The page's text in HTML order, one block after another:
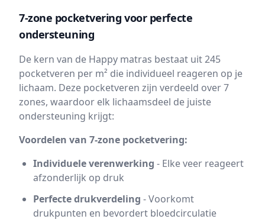
7-zone pocketvering voor perfecte
ondersteuning
De kern van de Happy matras bestaat uit 245
pocketveren per m² die individueel reageren op je
lichaam. Deze pocketveren zijn verdeeld over 7
zones, waardoor elk lichaamsdeel de juiste
ondersteuning krijgt:
Voordelen van 7-zone pocketvering:
Individuele verenwerking - Elke veer reageert
afzonderlijk op druk
Perfecte drukverdeling - Voorkomt
drukpunten en bevordert bloedcirculatie